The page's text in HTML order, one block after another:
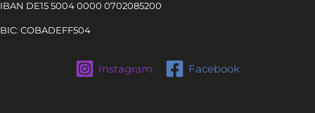
IBAN DE15 5004 0000 0702085200
BIC: COBADEFF504
Instagram Facebook